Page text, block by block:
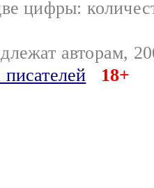
цифры:
авторам,
18+